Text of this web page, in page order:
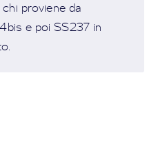
proviene da
e poi SS237 in